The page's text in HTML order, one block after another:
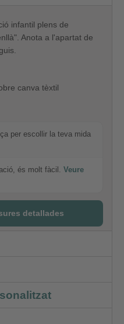
infantil plens de
Anota a l'apartat de
canva tèxtil
per escollir la teva mida
és molt fàcil. Veure
detallades